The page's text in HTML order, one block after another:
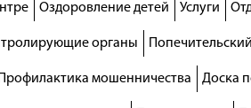
Оздоровление детей Услуги
органы
Профилактика мошенничества Доска